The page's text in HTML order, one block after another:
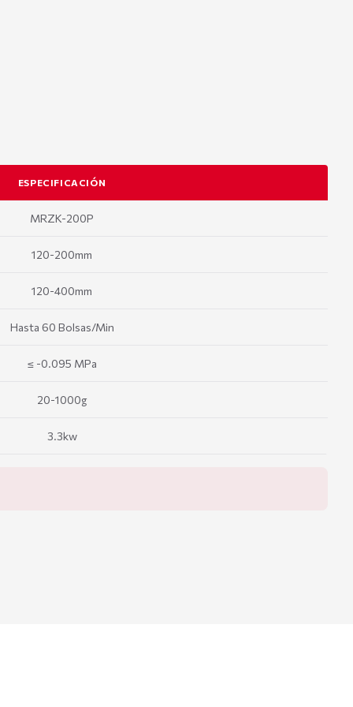
ESPECIFICACIÓN
MRZK-200P
120-200mm
120-400mm
Hasta 60 Bolsas/Min
≤ -0.095 MPa
20-1000g
3.3kw